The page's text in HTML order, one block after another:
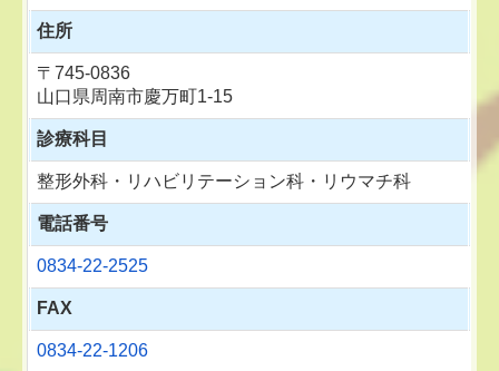
住所
〒745-0836
山口県周南市慶万町1-15
診療科目
整形外科・リハビリテーション科・リウマチ科
電話番号
0834-22-2525
FAX
0834-22-1206